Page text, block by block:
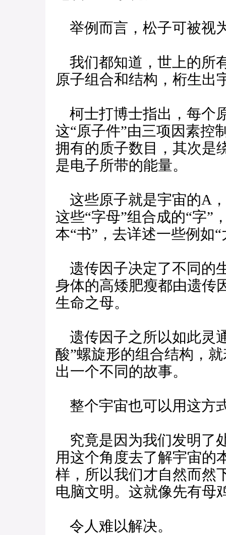
举例而言，松子可被视
我们都知道，世上的所
原子组合和结构，桁生出
柯士打博士指出，每个
这“原子件”由三项因素控
拥有的质子数目，其次是
是电子所带的能量。
这些原子就是宇宙的A
这些“字母”组合成的“字”
本“书”，去详述一些例如
遗传因子决定了不同的
身体的高矮肥瘦都由遗传
生命之母。
遗传因子之所以如此灵
酸”螺旋形的组合结构，
出一个不同的故事。
整个宇宙也可以用这方
究竟是因为我们发明了
用这个角度去了解宇宙的
样，所以我们才自然而然
电脑文明。这就像先有母
令人难以解决。